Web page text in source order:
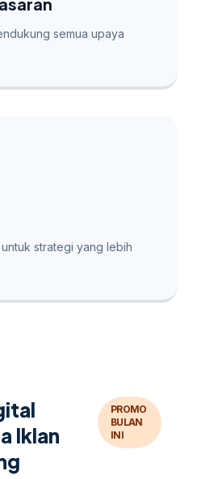
semua upaya
strategi yang lebih
Iklan
PROMO
BULAN
INI